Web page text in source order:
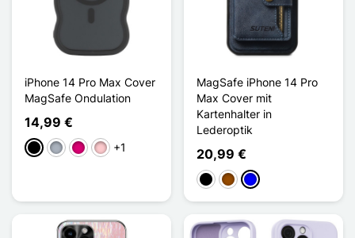
iPhone 14 Pro Max Cover
MagSafe Ondulation
14,99 €
Schwarz
GrauMagenta
Pink+1
MagSafe iPhone 14 Pro
Max Cover mit
Kartenhalter in
Lederoptik
20,99 €
Schwarz
BraunBlau